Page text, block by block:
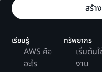
สร้า
เรียนรู้
AWS คือ
อะไร
ทรัพยากร
เริ่มต้นใ
งาน